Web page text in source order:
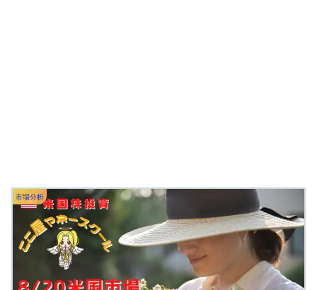
市場分析